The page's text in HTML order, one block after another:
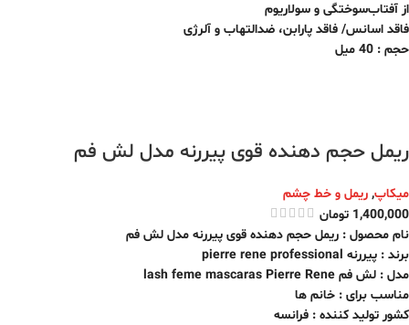
از آفتاب‌سوختگی و سولاریوم
فاقد اسانس/ فاقد پارابن، ضدالتهاب و آلرژی
حجم : 40 میل
ریمل حجم دهنده قوی پیررنه مدل لش فم
میکاپ, ریمل و خط چشم
1,400,000 تومان
نام محصول : ریمل حجم دهنده قوی پیررنه مدل لش فم
برند : پیررنه pierre rene professional
مدل : لش فم lash feme mascaras Pierre Rene
مناسب برای : خانم ها
کشور تولید کننده : فرانسه